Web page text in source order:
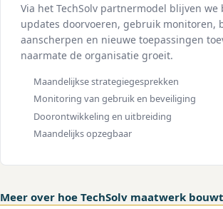
Via het TechSolv partnermodel blijven we
updates doorvoeren, gebruik monitoren,
aanscherpen en nieuwe toepassingen
naarmate de organisatie groeit.
Maandelijkse strategiegesprekken
Monitoring van gebruik en beveiliging
Doorontwikkeling en uitbreiding
Maandelijks opzegbaar
Meer over hoe TechSolv maatwerk